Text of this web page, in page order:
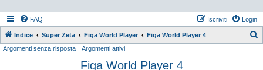
FAQ Login
Iscriviti
Indice Super Zeta Figa World Player Figa World Player 4
Argomenti senza risposta Argomenti attivi
Figa World Player 4